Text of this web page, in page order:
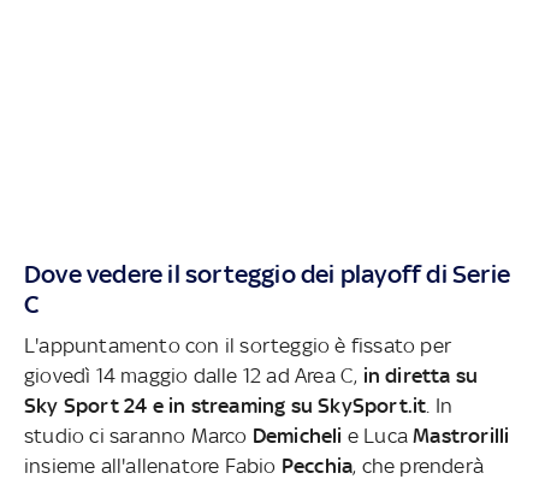
Dove vedere il sorteggio dei playoff di Serie
C
L'appuntamento con il sorteggio è fissato per
giovedì 14 maggio dalle 12 ad Area C, in diretta su
Sky Sport 24 e in streaming su SkySport.it . In
studio ci saranno Marco Demicheli e LucaMastrorilli
insieme all'allenatore Fabio Pecchia, che prenderà